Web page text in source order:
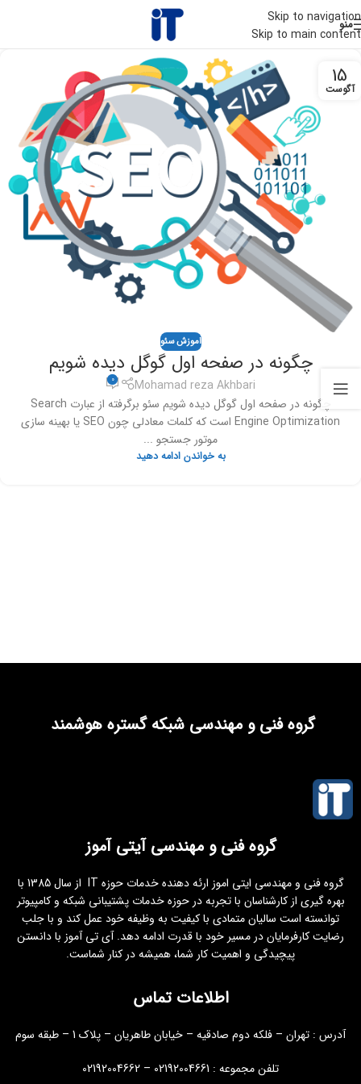
Skip to navigation
Skip to main content
منو
15
آگوست
اموزش سئو
چگونه در صفحه اول گوگل دیده شویم
Mohamad reza Akhbari
0
چگونه در صفحه اول گوگل دیده شویم سئو برگرفته از عبارت Search
Engine Optimization است که کلمات معادلی چون SEO یا بهینه سازی
موتور جستجو ...
به خواندن ادامه دهید
گروه فنی و مهندسی شبکه گستره هوشمند
گروه فنی و مهندسی آیتی آموز
گروه فنی و مهندسی ایتی اموز ارئه دهنده خدمات حوزه IT از سال 1385 با
بهره گیری از کارشناسان با تجربه در حوزه خدمات پشتیبانی شبکه و کامپیوتر
توانسته است سالیان متمادی با کیفیت به وظیفه خود عمل کند و با جلب
رضایت کارفرمایان در مسیر خود با قدرت ادامه دهد. آی تی آموز با دانستن
پیچیدگی و اهمیت کار شما، همیشه در کنار شماست.
اطلاعات تماس
آدرس : تهران – فلکه دوم صادقیه – خیابان طاهریان – پلاک 1 – طبقه سوم
تلفن مجموعه : 02192004661 – 02192004662